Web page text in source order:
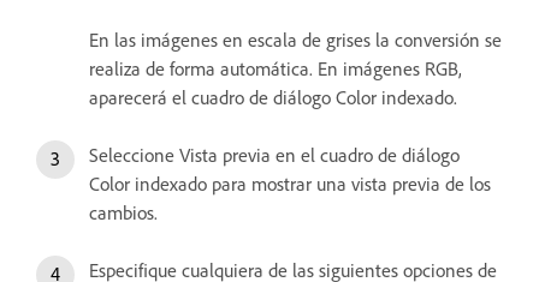
En las imágenes en escala de grises la conversión se
realiza de forma automática. En imágenes RGB,
aparecerá el cuadro de diálogo Color indexado.
Seleccione Vista previa en el cuadro de diálogo
Color indexado para mostrar una vista previa de los
cambios.
Especifique cualquiera de las siguientes opciones de